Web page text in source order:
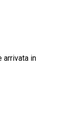
arrivata in